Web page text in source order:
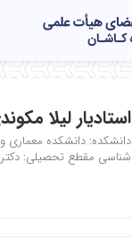
استادیار لیلا
دانشکده: دانشکده معماری
شناسی مقطع تحصیلی: